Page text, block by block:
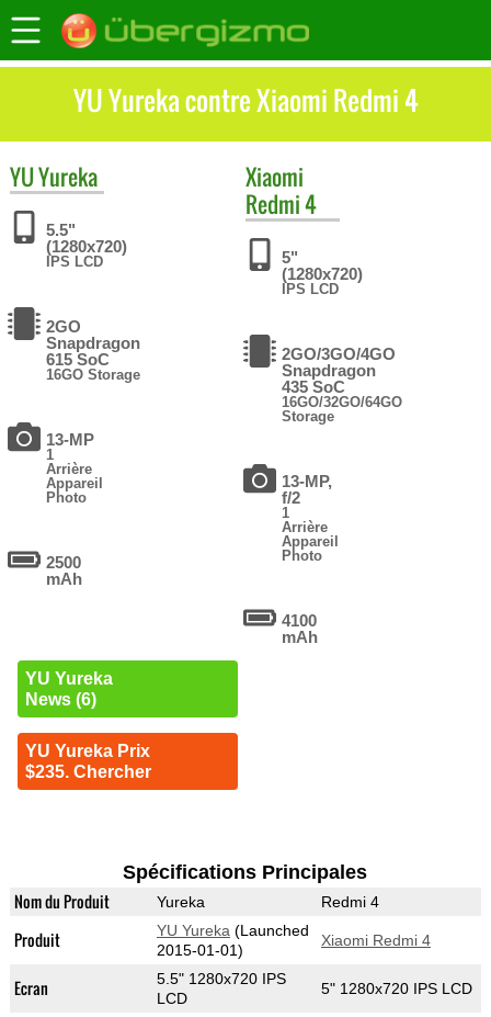
YU Yureka contre Xiaomi Redmi 4
YUYureka
5.5"
(1280x720)
IPS LCD
2GO
Snapdragon
615 SoC
16GO Storage
13-MP
1
Arrière
Appareil
Photo
2500
mAh
YU Yureka
News (6)
YU Yureka Prix
$235. Chercher
Xiaomi
Redmi 4
5"
(1280x720)
IPS LCD
2GO/3GO/4GO
Snapdragon
435 SoC
16GO/32GO/64GO
Storage
13-MP,
f/2
1
Arrière
Appareil
Photo
4100
mAh
Spécifications Principales
Nom du Produit Yureka Redmi 4
Produit YU Yureka (Launched
2015-01-01)
Xiaomi Redmi 4
Ecran
5.5" 1280x720 IPS
LCD
5" 1280x720 IPS LCD